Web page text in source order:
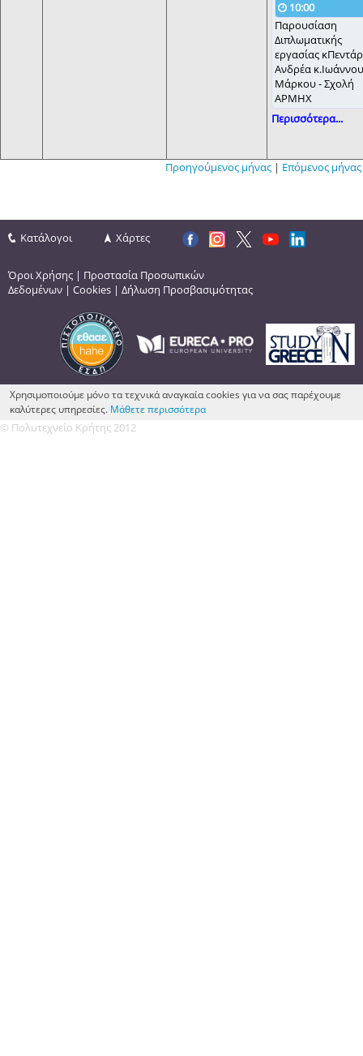
10:00
Παρουσίαση
Διπλωματικής
εργασίας
Ανδρέα κ.Ιωάννου
Μάρκου - Σχολή
ΑΡΜΗΧ
Περισσότερα...
Προηγούμενος μήνας| Επόμενος μήνας
Κατάλογοι Χάρτες
Όροι Χρήσης | Προστασία Προσωπικών
Δεδομένων | Cookies | Δήλωση Προσβασιμότητας
Χρησιμοποιούμε μόνο τα τεχνικά αναγκαία cookies για να σας παρέχουμε
καλύτερες υπηρεσίες. Μάθετε περισσότερα
© Πολυτεχνείο Κρήτης 2012